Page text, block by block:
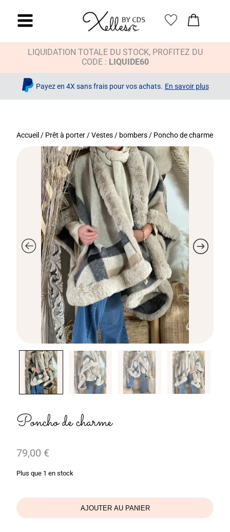
LIQUIDATION TOTALE DU STOCK, PROFITEZ DU
CODE : LIQUIDE60
Payez en 4X sans frais pour vos achats. En savoir plus
Accueil / Prêt à porter /Vestes / bombers / Poncho de charme
Poncho de charme
79,00 €
Plus que 1 en stock
AJOUTER AU PANIER